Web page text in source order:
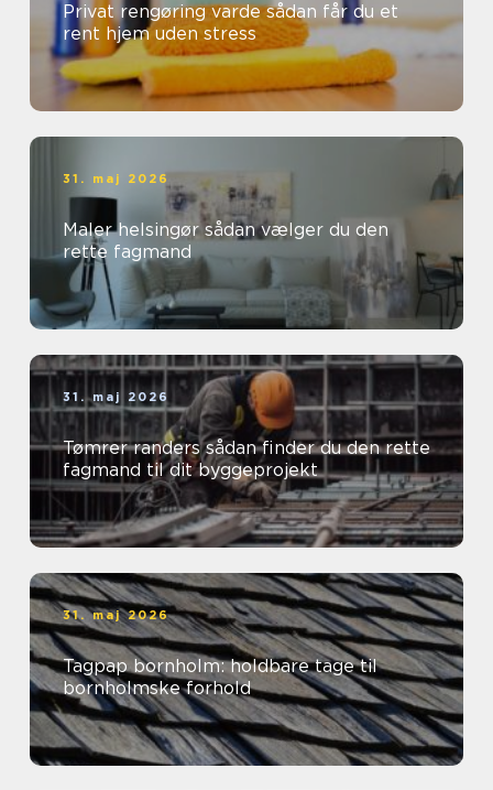
Privat rengøring varde sådan får du et
rent hjem uden stress
31. maj 2026
Maler helsingør sådan vælger du den
rette fagmand
31. maj 2026
Tømrer randers sådan finder du den rette
fagmand til dit byggeprojekt
31. maj 2026
Tagpap bornholm: holdbare tage til
bornholmske forhold